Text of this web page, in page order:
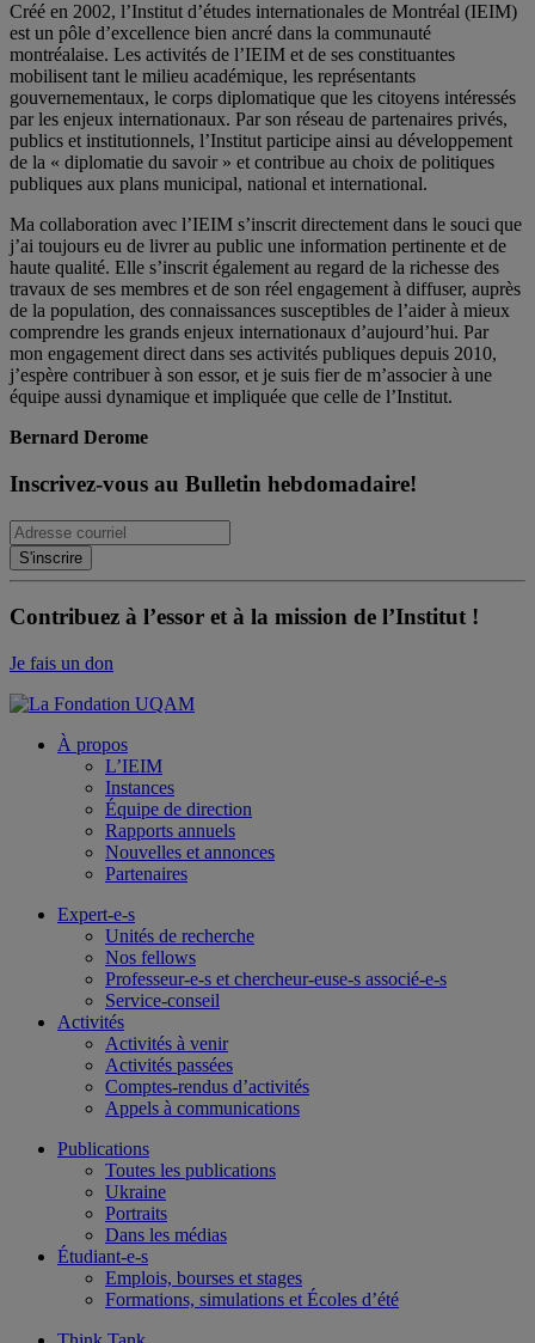
Créé en 2002, l’Institut d’études internationales de Montréal (IEIM)
est un pôle d’excellence bien ancré dans la communauté
montréalaise. Les activités de l’IEIM et de ses constituantes
mobilisent tant le milieu académique, les représentants
gouvernementaux, le corps diplomatique que les citoyens intéressés
par les enjeux internationaux. Par son réseau de partenaires privés,
publics et institutionnels, l’Institut participe ainsi au développement
de la « diplomatie du savoir » et contribue au choix de politiques
publiques aux plans municipal, national et international.
Ma collaboration avec l’IEIM s’inscrit directement dans le souci que
j’ai toujours eu de livrer au public une information pertinente et de
haute qualité. Elle s’inscrit également au regard de la richesse des
travaux de ses membres et de son réel engagement à diffuser, auprès
de la population, des connaissances susceptibles de l’aider à mieux
comprendre les grands enjeux internationaux d’aujourd’hui. Par
mon engagement direct dans ses activités publiques depuis 2010,
j’espère contribuer à son essor, et je suis fier de m’associer à une
équipe aussi dynamique et impliquée que celle de l’Institut.
Bernard Derome
Inscrivez-vous au Bulletin hebdomadaire!
Contribuez à l’essor et à la mission de l’Institut !
Je fais un don
À propos
L’IEIM
Instances
Équipe de direction
Rapports annuels
Nouvelles et annonces
Partenaires
Expert-e-s
Unités de recherche
Nos fellows
Professeur-e-s et chercheur-euse-s associé-e-s
Service-conseil
Activités
Activités à venir
Activités passées
Comptes-rendus d’activités
Appels à communications
Publications
Toutes les publications
Ukraine
Portraits
Dans les médias
Étudiant-e-s
Emplois, bourses et stages
Formations, simulations et Écoles d’été